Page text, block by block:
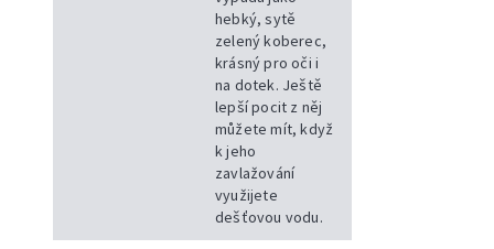
hebký, sytě
zelený koberec,
krásný pro oči i
na dotek. Ještě
lepší pocit z něj
můžete mít, když
k jeho
zavlažování
využijete
dešťovou vodu.